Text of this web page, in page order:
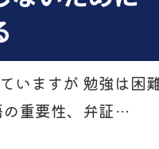
いますが 勉強は困
の重要性、弁証…